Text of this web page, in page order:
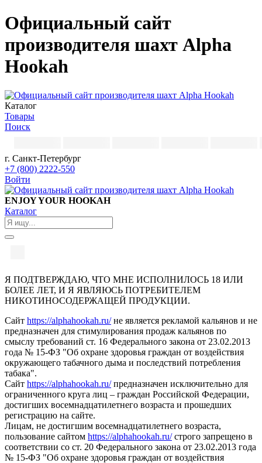
Официальный сайт
производителя шахт Alpha
Hookah
Каталог
Товары
Поиск
г. Санкт-Петербург
+7 (800) 2222-550
Войти
ENJOY YOUR HOOKAH
Каталог
Я ПОДТВЕРЖДАЮ, ЧТО МНЕ ИСПОЛНИЛОСЬ 18 ИЛИ
БОЛЕЕ ЛЕТ, И Я ЯВЛЯЮСЬ ПОТРЕБИТЕЛЕМ
НИКОТИНОСОДЕРЖАЩЕЙ ПРОДУКЦИИ.
Сайт https://alphahookah.ru/не является рекламой кальянов и не
предназначен для стимулирования продаж кальянов по
смыслу требований ст. 16 Федерального закона от 23.02.2013
года № 15-ФЗ "Об охране здоровья граждан от воздействия
окружающего табачного дыма и последствий потребления
табака".
Сайт https://alphahookah.ru/предназначен исключительно для
ограниченного круга лиц – граждан Российской Федерации,
достигших восемнадцатилетнего возраста и прошедших
регистрацию на сайте.
Лицам, не достигшим восемнадцатилетнего возраста,
пользование сайтом https://alphahookah.ru/строго запрещено в
соответствии со ст. 20 Федерального закона от 23.02.2013 года
№ 15-ФЗ "Об охране здоровья граждан от воздействия